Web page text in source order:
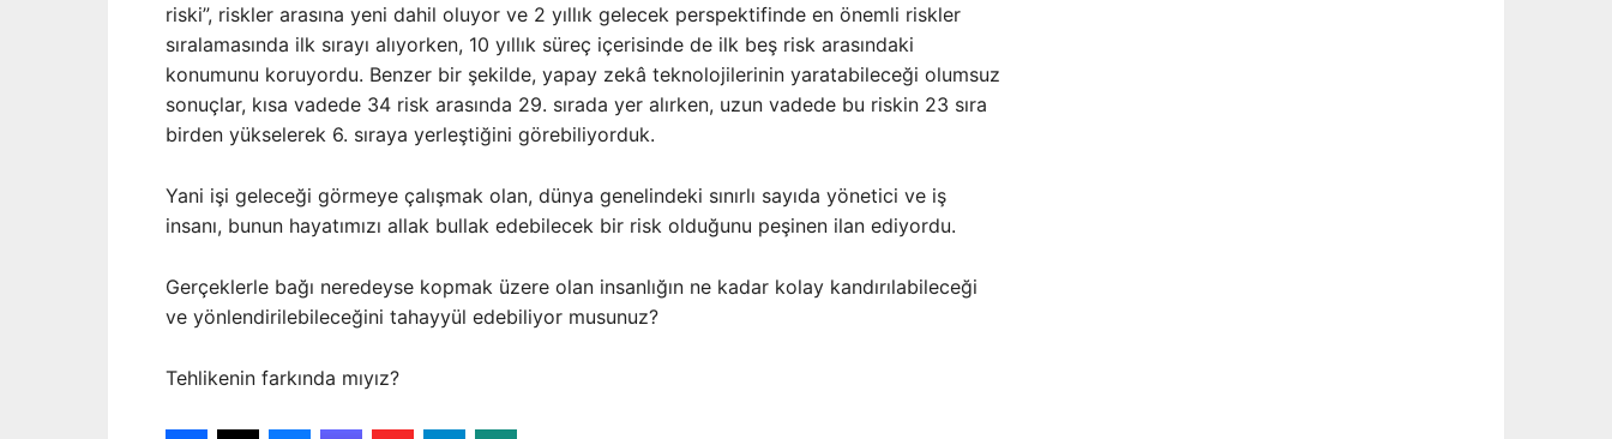
riski”, riskler arasına yeni dahil oluyor ve 2 yıllık gelecek perspektifinde en önemli riskler
sıralamasında ilk sırayı alıyorken, 10 yıllık süreç içerisinde de ilk beş risk arasındaki
konumunu koruyordu. Benzer bir şekilde, yapay zekâ teknolojilerinin yaratabileceği olumsuz
sonuçlar, kısa vadede 34 risk arasında 29. sırada yer alırken, uzun vadede bu riskin 23 sıra
birden yükselerek 6. sıraya yerleştiğini görebiliyorduk.
Yani işi geleceği görmeye çalışmak olan, dünya genelindeki sınırlı sayıda yönetici ve iş
insanı, bunun hayatımızı allak bullak edebilecek bir risk olduğunu peşinen ilan ediyordu.
Gerçeklerle bağı neredeyse kopmak üzere olan insanlığın ne kadar kolay kandırılabileceği
ve yönlendirilebileceğini tahayyül edebiliyor musunuz?
Tehlikenin farkında mıyız?